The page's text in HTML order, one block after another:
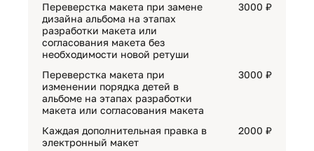
Переверстка макета при замене
дизайна альбома на этапах
разработки макета или
согласования макета без
необходимости новой ретуши
3000 ₽
Переверстка макета при
изменении порядка детей в
альбоме на этапах разработки
макета или согласования макета
3000 ₽
Каждая дополнительная правка в
электронный макет
2000 ₽